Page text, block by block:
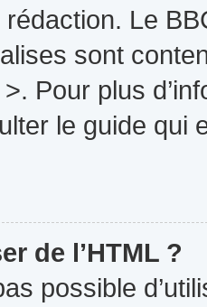
Le
sont
Pour plus
le guide qui
de l’HTML ?
possible